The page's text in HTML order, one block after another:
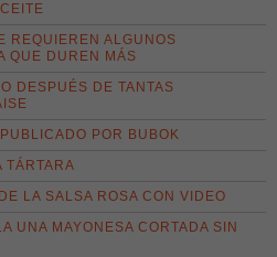
REQUIEREN ALGUNOS
QUE DUREN MÁS
DESPUÉS DE TANTAS
POR BUBOK
TÁRTARA
LA SALSA ROSA CON VIDEO
UNA MAYONESA CORTADA SIN